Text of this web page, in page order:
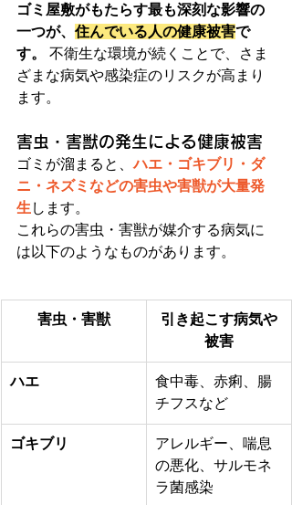
ゴミ屋敷がもたらす最も深刻な影響の
一つが、 住んでいる人の健康被害で
す。
不衛生な環境が続くことで、さま
ざまな病気や感染症のリスクが高まり
ます。
害虫・害獣の発生による健康被害
ゴミが溜まると、ハエ・ゴキブリ・ダ
ニ・ネズミなどの害虫や害獣が大量発
生 します。
これらの害虫・害獣が媒介する病気に
は以下のようなものがあります。
害虫・害獣
引き起こす病気や
被害
ハエ
食中毒、赤痢、腸
チフスなど
ゴキブリ
アレルギー、喘息
の悪化、サルモネ
ラ菌感染